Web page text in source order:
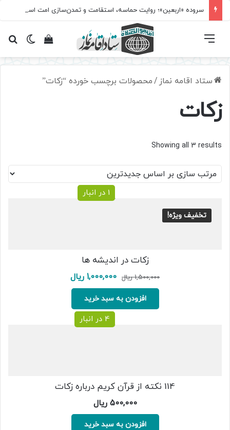
تغییرمشاهده فهرست
ستاد اقامه نماز /محصولات برچسب خورده “زکات”
زکات
Showing all 3 results
Sorted
by
latest
تخفیف ویژه!
1 در انبار
زکات در اندیشه ها
1,500,000 ریال قیمت
اصلی:
1,500,000 ریال
بود.
1,000,000 ریالقیمت
افزودن به سبد خرید
4 در انبار
114 نکته از قرآن کریم درباره زکات
500,000 ریال
افزودن به سبد خرید